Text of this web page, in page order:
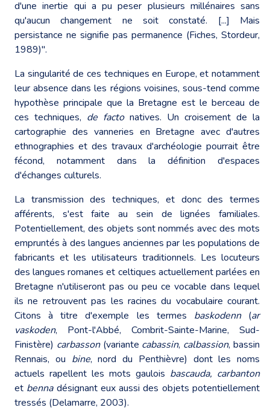
d'une inertie qui a pu peser plusieurs millénaires sans
qu'aucun changement ne soit constaté. [...] Mais
persistance ne signifie pas permanence (Fiches, Stordeur,
1989)".
La singularité de ces techniques en Europe, et notamment
leur absence dans les régions voisines, sous-tend comme
hypothèse principale que la Bretagne est le berceau de
ces techniques, de factonatives. Un croisement de la
cartographie des vanneries en Bretagne avec d'autres
ethnographies et des travaux d'archéologie pourrait être
fécond, notamment dans la définition d'espaces
d'échanges culturels.
La transmission des techniques, et donc des termes
afférents, s'est faite au sein de lignées familiales.
Potentiellement, des objets sont nommés avec des mots
empruntés à des langues anciennes par les populations de
fabricants et les utilisateurs traditionnels. Les locuteurs
des langues romanes et celtiques actuellement parlées en
Bretagne n'utiliseront pas ou peu ce vocable dans lequel
ils ne retrouvent pas les racines du vocabulaire courant.
Citons à titre d'exemple les termes baskodenn(ar
vaskoden, Pont-l'Abbé, Combrit-Sainte-Marine, Sud-
Finistère) carbasson(variante cabassin, calbassion, bassin
Rennais, ou bine, nord du Penthièvre) dont les noms
actuels rapellent les mots gaulois bascauda, carbanton
et bennadésignant eux aussi des objets potentiellement
tressés (Delamarre, 2003).